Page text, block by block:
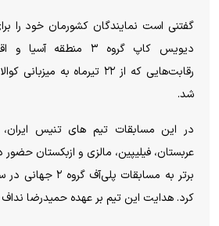
گفتنی است نمایندگان کشورمان خود را
دیویس کاپ گروه ۳
رقابت‌هایی که از ۲۲ تیرماه به
شد.
در این مسابقات تیم های تنیس ایران،
عربستان، فیلیپین، مالزی و ازبکستان
کرد. هدایت این تیم بر عهده حمیدرضا